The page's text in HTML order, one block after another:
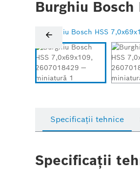
Burghiu Bosch
Specificații tehnice
Specificații